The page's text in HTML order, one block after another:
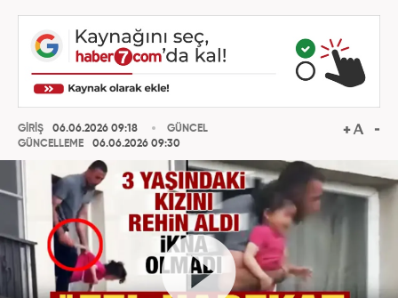
GİRİŞ
06.06.2026 09:18
GÜNCELLEME
06.06.2026 09:30
GÜNCEL